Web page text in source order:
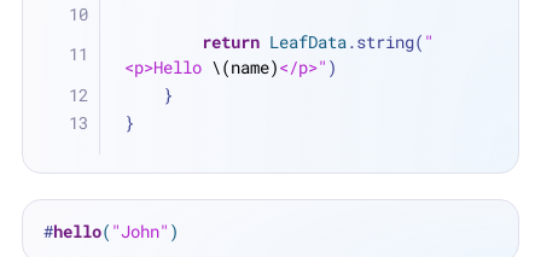
return LeafData.string( "
<p>Hello \(name)</p>" )
    }
}
#hello( "John" )